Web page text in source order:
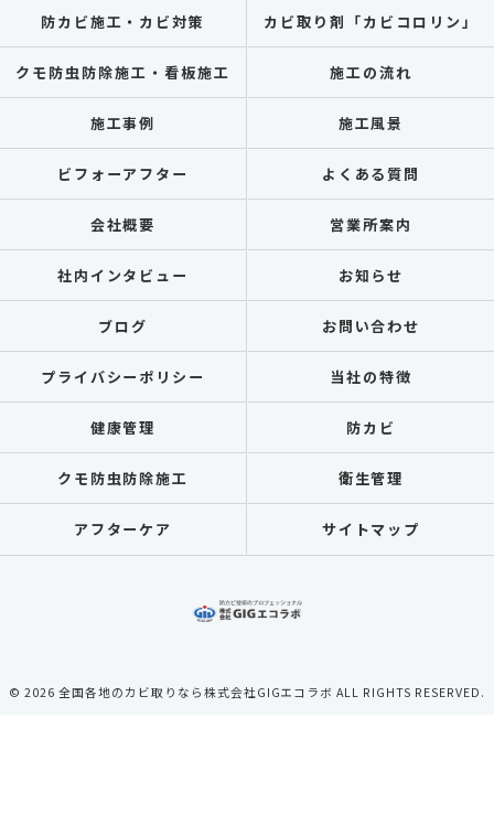
防カビ施工・カビ対策 カビ取り剤「カビコロリン」
クモ防虫防除施工・看板施工 施工の流れ
施工事例 施工風景
ビフォーアフター よくある質問
会社概要 営業所案内
社内インタビュー お知らせ
ブログ お問い合わせ
プライバシーポリシー 当社の特徴
健康管理 防カビ
クモ防虫防除施工 衛生管理
アフターケア サイトマップ
© 2026 全国各地のカビ取りなら株式会社GIGエコラボ ALL RIGHTS RESERVED.